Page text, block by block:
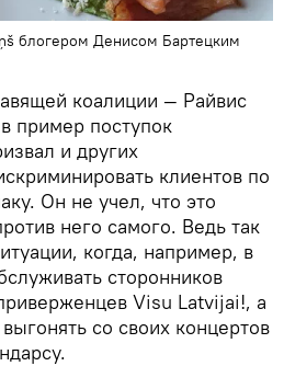
блогером Денисом Бартецким
коалиции — Райвис
пример поступок
и других
клиентов по
Он не учел, что это
него самого. Ведь так
когда, например, в
сторонников
Visu Latvijai!, а
со своих концертов